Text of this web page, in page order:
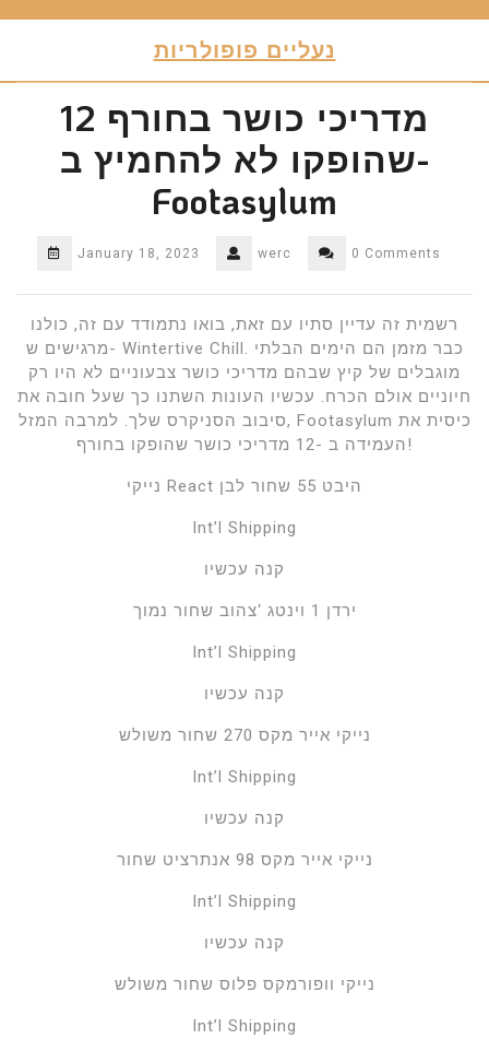
נעליים פופולריות
12 מדריכי כושר בחורף
שהופקו לא להחמיץ ב-
Footasylum
January 18, 2023 werc 0 Comments
רשמית זה עדיין סתיו עם זאת, בואו נתמודד עם זה, כולנו
מרגישים ש- Wintertive Chill. כבר מזמן הם הימים הבלתי
מוגבלים של קיץ שבהם מדריכי כושר צבעוניים לא היו רק
חיוניים אולם הכרח. עכשיו העונות השתנו כך שעל חובה את
סיבוב הסניקרס שלך. למרבה המזל, Footasylum כיסית את
העמידה ב -12 מדריכי כושר שהופקו בחורף!
נייקי React היבט 55 שחור לבן
Int’l Shipping
קנה עכשיו
ירדן 1 וינטג ‘צהוב שחור נמוך
Int’l Shipping
קנה עכשיו
נייקי אייר מקס 270 שחור משולש
Int’l Shipping
קנה עכשיו
נייקי אייר מקס 98 אנתרציט שחור
Int’l Shipping
קנה עכשיו
נייקי וופורמקס פלוס שחור משולש
Int’l Shipping